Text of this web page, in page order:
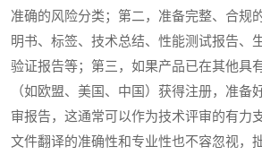
准确的风险分类；第二，准备完整、合规
明书、标签、技术总结、性能测试报告、
验证报告等；第三，如果产品已在其他具
（如欧盟、美国、中国）获得注册，准备
审报告，这通常可以作为技术评审的有力
文件翻译的准确性和专业性也不容忽视，